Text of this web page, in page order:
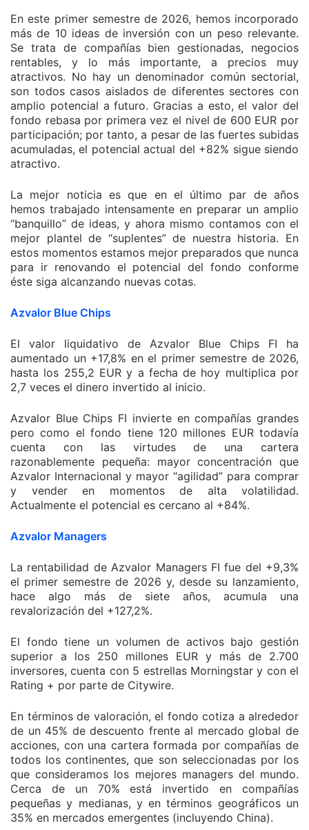
En este primer semestre de 2026, hemos incorporado
más de 10 ideas de inversión con un peso relevante.
Se trata de compañías bien gestionadas, negocios
rentables, y lo más importante, a precios muy
atractivos. No hay un denominador común sectorial,
son todos casos aislados de diferentes sectores con
amplio potencial a futuro. Gracias a esto, el valor del
fondo rebasa por primera vez el nivel de 600 EUR por
participación; por tanto, a pesar de las fuertes subidas
acumuladas, el potencial actual del +82% sigue siendo
atractivo.
La mejor noticia es que en el último par de años
hemos trabajado intensamente en preparar un amplio
“banquillo” de ideas, y ahora mismo contamos con el
mejor plantel de “suplentes” de nuestra historia. En
estos momentos estamos mejor preparados que nunca
para ir renovando el potencial del fondo conforme
éste siga alcanzando nuevas cotas.
Azvalor Blue Chips
El valor liquidativo de Azvalor Blue Chips FI ha
aumentado un +17,8% en el primer semestre de 2026,
hasta los 255,2 EUR y a fecha de hoy multiplica por
2,7 veces el dinero invertido al inicio.
Azvalor Blue Chips FI invierte en compañías grandes
pero como el fondo tiene 120 millones EUR todavía
cuenta con las virtudes de una cartera
razonablemente pequeña: mayor concentración que
Azvalor Internacional y mayor “agilidad” para comprar
y vender en momentos de alta volatilidad.
Actualmente el potencial es cercano al +84%.
Azvalor Managers
La rentabilidad de Azvalor Managers FI fue del +9,3%
el primer semestre de 2026 y, desde su lanzamiento,
hace algo más de siete años, acumula una
revalorización del +127,2%.
El fondo tiene un volumen de activos bajo gestión
superior a los 250 millones EUR y más de 2.700
inversores, cuenta con 5 estrellas Morningstar y con el
Rating + por parte de Citywire.
En términos de valoración, el fondo cotiza a alrededor
de un 45% de descuento frente al mercado global de
acciones, con una cartera formada por compañías de
todos los continentes, que son seleccionadas por los
que consideramos los mejores managers del mundo.
Cerca de un 70% está invertido en compañías
pequeñas y medianas, y en términos geográficos un
35% en mercados emergentes (incluyendo China).